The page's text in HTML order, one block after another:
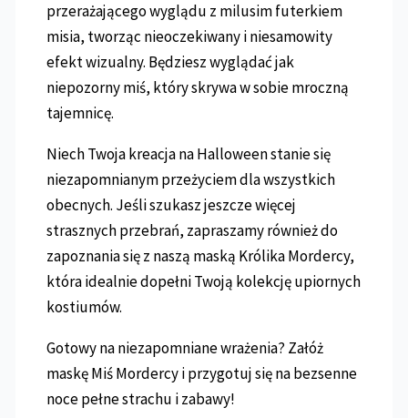
przerażającego wyglądu z milusim futerkiem
misia, tworząc nieoczekiwany i niesamowity
efekt wizualny. Będziesz wyglądać jak
niepozorny miś, który skrywa w sobie mroczną
tajemnicę.
Niech Twoja kreacja na Halloween stanie się
niezapomnianym przeżyciem dla wszystkich
obecnych. Jeśli szukasz jeszcze więcej
strasznych przebrań, zapraszamy również do
zapoznania się z naszą maską Królika Mordercy,
która idealnie dopełni Twoją kolekcję upiornych
kostiumów.
Gotowy na niezapomniane wrażenia? Załóż
maskę Miś Mordercy i przygotuj się na bezsenne
noce pełne strachu i zabawy!